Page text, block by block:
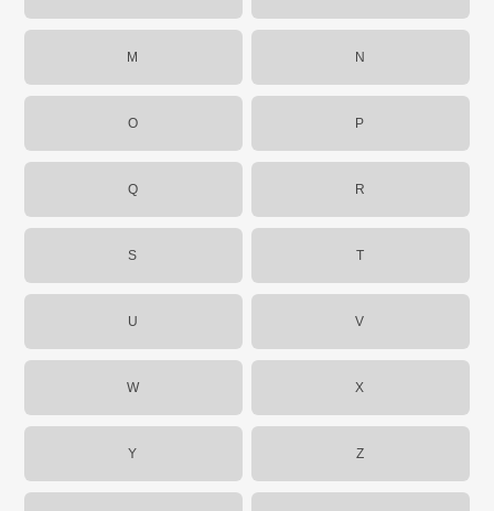
M N
O P
Q R
S T
U V
W X
Y Z